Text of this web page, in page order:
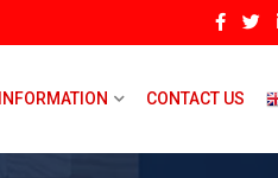
CONTACT US